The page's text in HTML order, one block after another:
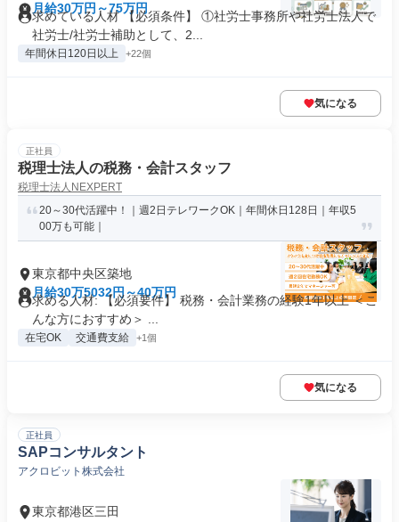
月給30万円～75万円
求めている人材 【必須条件】 ①社労士事務所や社労士法人で
社労士/社労士補助として、2...
年間休日120日以上 +22個
気になる
正社員
税理士法人の税務・会計スタッフ
税理士法人NEXPERT
20～30代活躍中！｜週2日テレワークOK｜年間休日128日｜年収5
00万も可能｜
東京都中央区築地
月給30万5032円～40万円
求める人材: 【必須要件】 税務・会計業務の経験1年以上 ＜こ
んな方におすすめ＞ ...
在宅OK 交通費支給 +1個
気になる
正社員
SAPコンサルタント
アクロビット株式会社
東京都港区三田